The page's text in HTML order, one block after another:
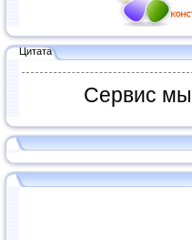
Цитата
Сервис